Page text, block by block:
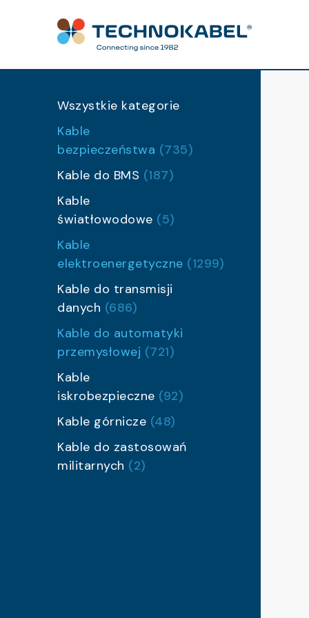
Wszystkie kategorie
Kable
bezpieczeństwa (735)
Kable do BMS (187)
Kable
światłowodowe (5)
Kable
elektroenergetyczne (1299)
Kable do transmisji
danych (686)
Kable do automatyki
przemysłowej (721)
Kable
iskrobezpieczne (92)
Kable górnicze (48)
Kable do zastosowań
militarnych (2)